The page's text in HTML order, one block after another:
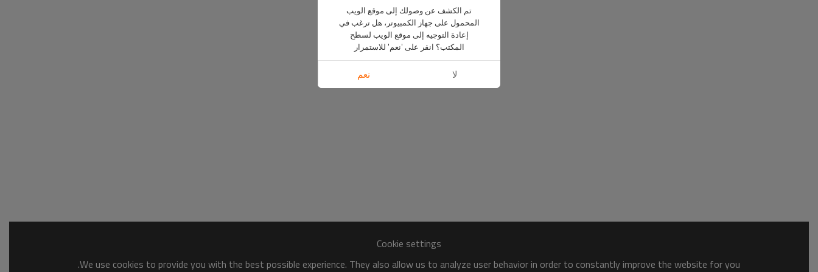
Cookie settings
We use cookies to provide you with the best possible experience. They also allow us to analyze user behavior in order to constantly improve the website for you.
تم الكشف عن وصولك إلى موقع الويب
المحمول على جهاز الكمبيوتر، هل ترغب في
إعادة التوجيه إلى موقع الويب لسطح
المكتب؟ انقر على 'نعم' للاستمرار
لا نعم